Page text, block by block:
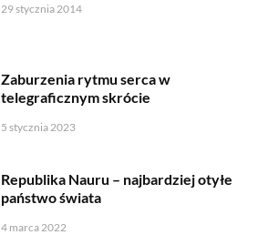
29 stycznia 2014
Zaburzenia rytmu serca w
telegraficznym skrócie
5 stycznia 2023
Republika Nauru – najbardziej otyłe
państwo świata
4 marca 2022